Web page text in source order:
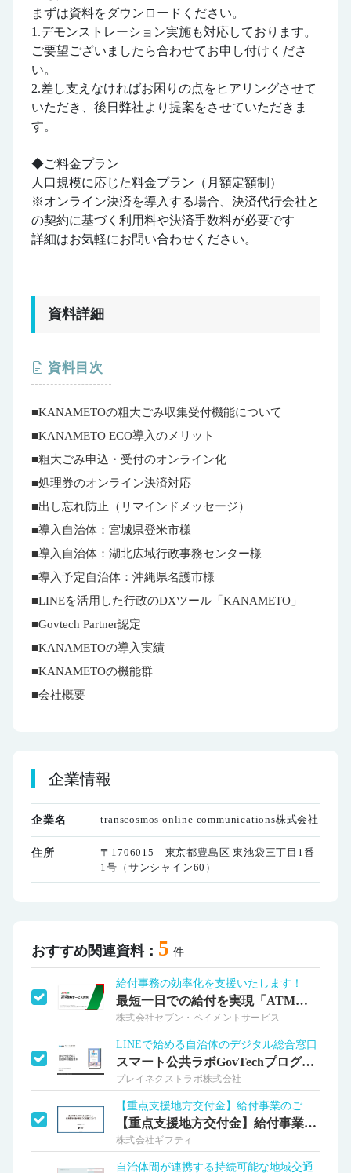
まずは資料をダウンロードください。
1.デモンストレーション実施も対応しております。
ご要望ございましたら合わせてお申し付けくださ
い。
2.差し支えなければお困りの点をヒアリングさせて
いただき、後日弊社より提案をさせていただきま
す。
◆ご料金プラン
人口規模に応じた料金プラン（月額定額制）
※オンライン決済を導入する場合、決済代行会社と
の契約に基づく利用料や決済手数料が必要です
詳細はお気軽にお問い合わせください。
資料詳細
資料目次
■KANAMETOの粗大ごみ収集受付機能について
■KANAMETO ECO導入のメリット
■粗大ごみ申込・受付のオンライン化
■処理券のオンライン決済対応
■出し忘れ防止（リマインドメッセージ）
■導入自治体：宮城県登米市様
■導入自治体：湖北広域行政事務センター様
■導入予定自治体：沖縄県名護市様
■LINEを活用した行政のDXツール「KANAMETO」
■Govtech Partner認定
■KANAMETOの導入実績
■KANAMETOの機能群
■会社概要
企業情報
企業名 transcosmos online communications株式会社
住所
〒1706015 東京都豊島区 東池袋三丁目1番
1号（サンシャイン60）
おすすめ関連資料： 5 件
給付事務の効率化を支援いたします！
最短一日での給付を実現「ATM受取」
株式会社セブン・ペイメントサービス
LINEで始める自治体のデジタル総合窓口
スマート公共ラボGovTechプログラム
プレイネクストラボ株式会社
【重点支援地方交付金】給付事業のご支援
株式会社ギフティ
自治体間が連携する持続可能な地域交通